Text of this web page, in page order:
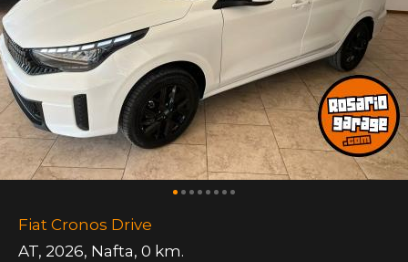
Fiat Cronos Drive
AT, 2026, Nafta, 0 km.